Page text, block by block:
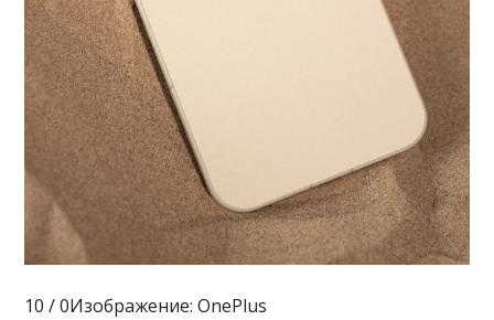
10 / 0Изображение: OnePlus